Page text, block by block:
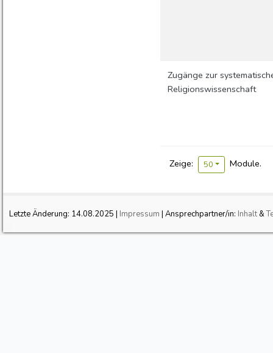
Zugänge zur
Religionswissenschaft
Zeige: 50 Module.
Letzte Änderung: 14.08.2025 | Impressum | Ansprechpartner/in: Inhalt&